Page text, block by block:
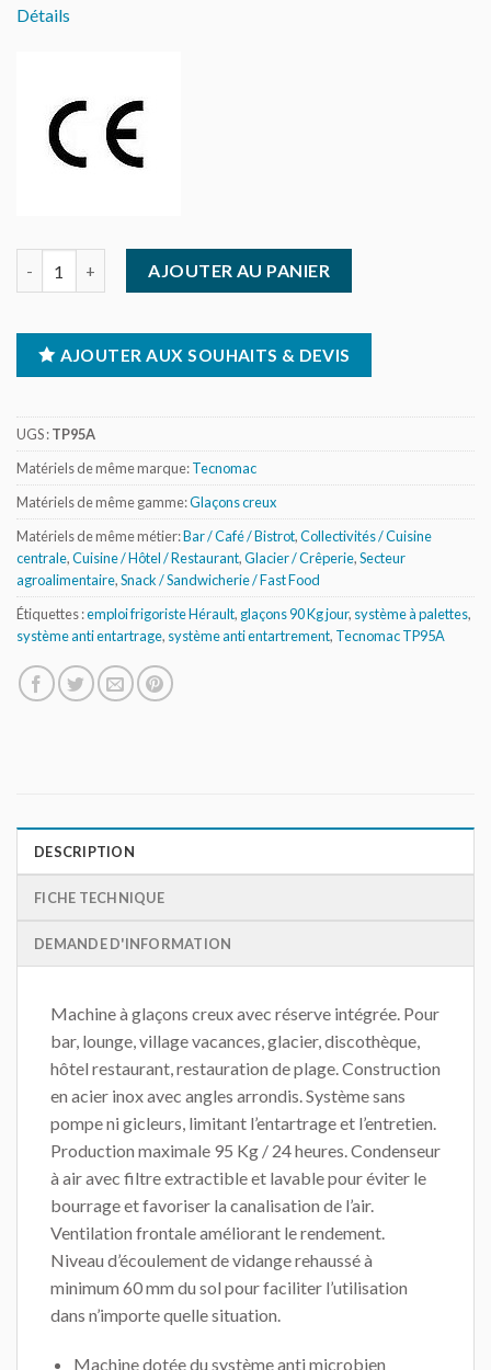
Détails
AJOUTER AU PANIER
AJOUTER AUX SOUHAITS & DEVIS
UGS :TP95A
Matériels de même marque:Tecnomac
Matériels de même gamme:Glaçons creux
Matériels de même métier:Bar / Café / Bistrot,Collectivités / Cuisine
centrale,Cuisine / Hôtel / Restaurant,Glacier / Crêperie,Secteur
agroalimentaire,Snack / Sandwicherie / Fast Food
Étiquettes :emploi frigoriste Hérault, glaçons 90 Kg jour, système à palettes,
système anti entartrage, système anti entartrement, Tecnomac TP95A
DESCRIPTION
FICHE TECHNIQUE
DEMANDE D'INFORMATION
Machine à glaçons creux avec réserve intégrée. Pour
bar, lounge, village vacances, glacier, discothèque,
hôtel restaurant, restauration de plage. Construction
en acier inox avec angles arrondis. Système sans
pompe ni gicleurs, limitant l’entartrage et l’entretien.
Production maximale 95 Kg / 24 heures. Condenseur
à air avec filtre extractible et lavable pour éviter le
bourrage et favoriser la canalisation de l’air.
Ventilation frontale améliorant le rendement.
Niveau d’écoulement de vidange rehaussé à
minimum 60 mm du sol pour faciliter l’utilisation
dans n’importe quelle situation.
Machine dotée du système anti microbien